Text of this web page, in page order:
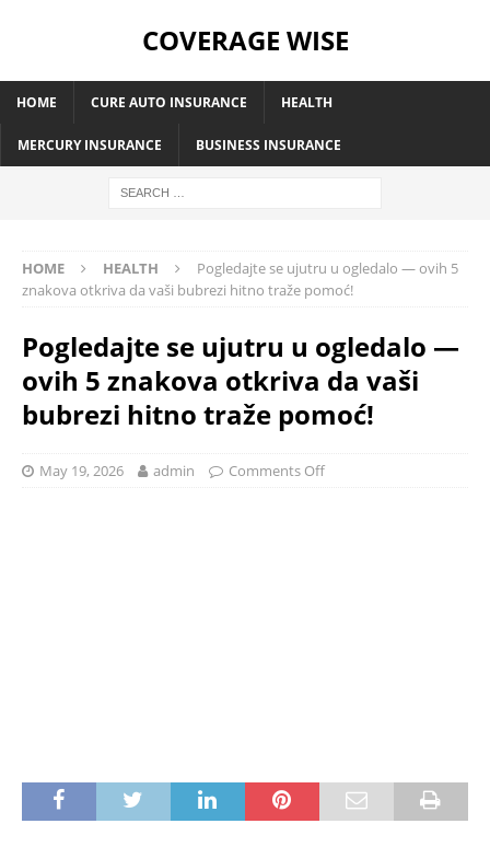
COVERAGE WISE
HOME CURE AUTO INSURANCE HEALTH
MERCURY INSURANCE BUSINESS INSURANCE
HOME HEALTH
Pogledajte se ujutru u ogledalo — ovih 5
znakova otkriva da vaši bubrezi hitno traže pomoć!
Pogledajte se ujutru u ogledalo —
ovih 5 znakova otkriva da vaši
bubrezi hitno traže pomoć!
May 19, 2026 admin Comments Off